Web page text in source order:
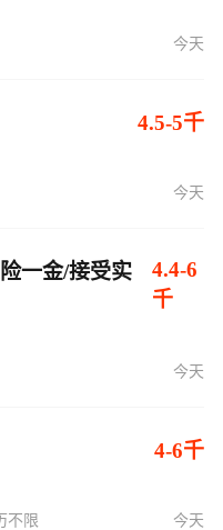
今天
4.5-5千
今天
一金/接受实
4.4-6
千
今天
4-6千
不限 今天